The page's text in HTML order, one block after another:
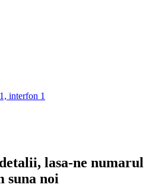
interfon 1
lasa-ne numarul
suna noi